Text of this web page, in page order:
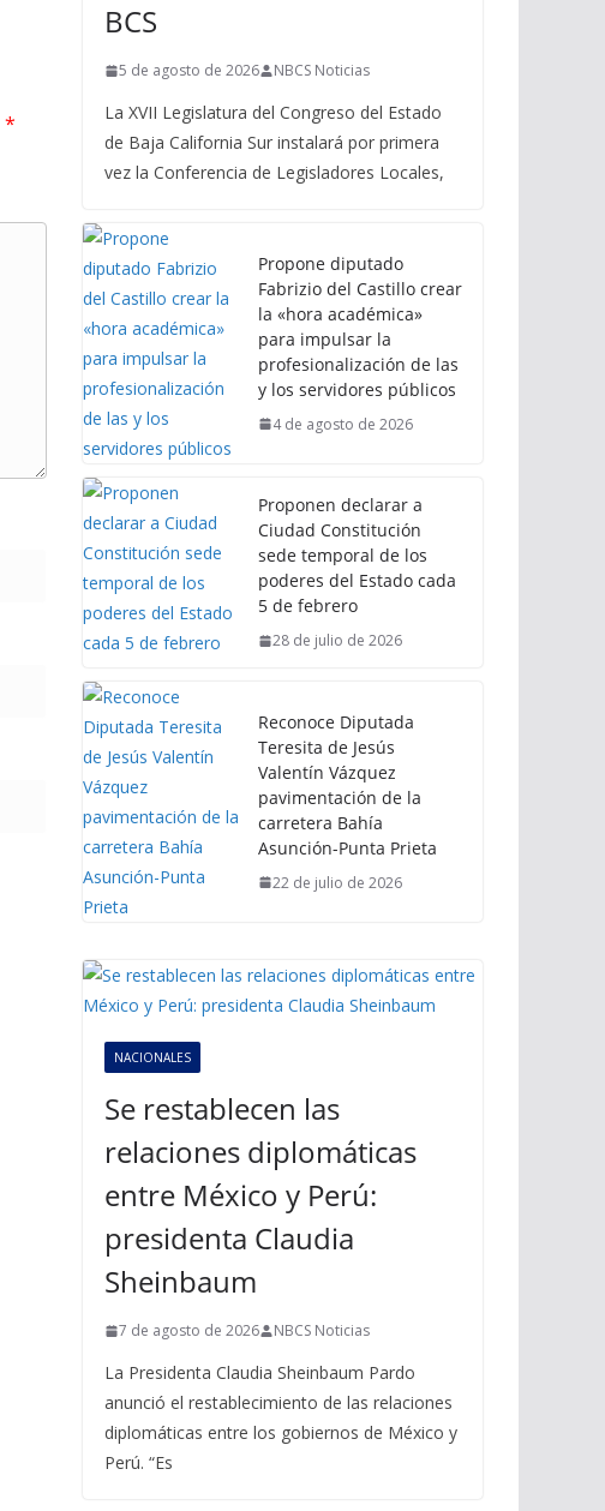
*
BCS
5 de agosto de 2026 NBCS Noticias
La XVII Legislatura del Congreso del Estado
de Baja California Sur instalará por primera
vez la Conferencia de Legisladores Locales,
Propone diputado
Fabrizio del Castillo crear
la «hora académica»
para impulsar la
profesionalización de las
y los servidores públicos
4 de agosto de 2026
Proponen declarar a
Ciudad Constitución
sede temporal de los
poderes del Estado cada
5 de febrero
28 de julio de 2026
Reconoce Diputada
Teresita de Jesús
Valentín Vázquez
pavimentación de la
carretera Bahía
Asunción-Punta Prieta
22 de julio de 2026
NACIONALES
Se restablecen las
relaciones diplomáticas
entre México y Perú:
presidenta Claudia
Sheinbaum
7 de agosto de 2026 NBCS Noticias
La Presidenta Claudia Sheinbaum Pardo
anunció el restablecimiento de las relaciones
diplomáticas entre los gobiernos de México y
Perú. “Es